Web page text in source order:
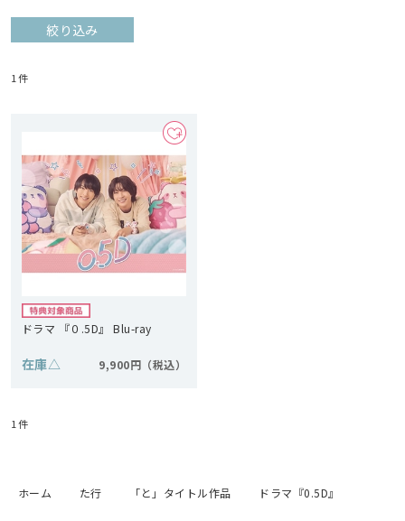
絞り込み
1 件
ドラマ 『０.5D』 Blu-ray
在庫△ 9,900円
1 件
ホーム た行 「と」タイトル作品 ドラマ『0.5D』